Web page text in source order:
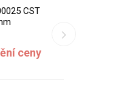
CST
ceny